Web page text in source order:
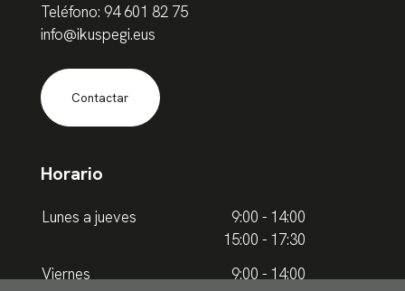
Teléfono: 94 601 82 75
info@ikuspegi.eus
Contactar
Horario
Lunes a jueves
9:00 - 14:00
15:00 - 17:30
Viernes
9:00 - 14:00